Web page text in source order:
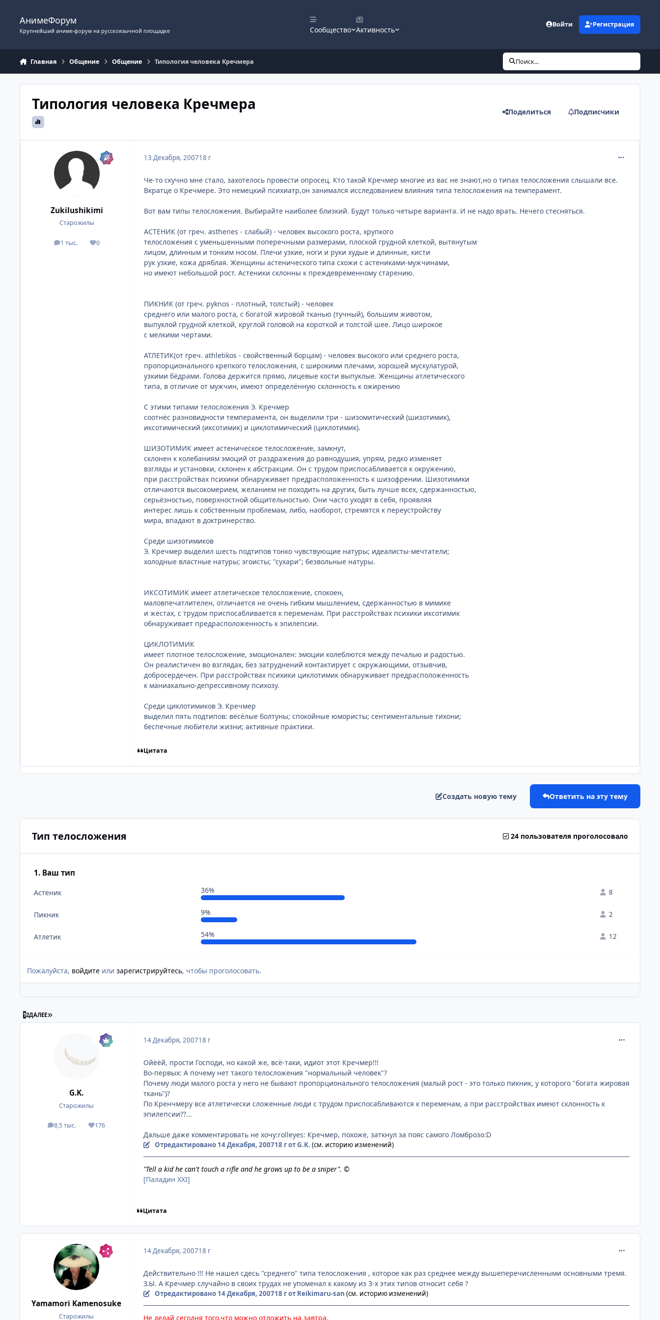
АнимеФорум
Крупнейший аниме-форум на русскоязычной площадке Сообщество Активность
Войти Регистрация
Главная Общение Общение Типология человека Кречмера Поиск...
Типология человека Кречмера Поделиться Подписчики
Zukilushikimi
Старожилы
1 тыс.
посты 0
Репутация
13 Декабря, 200718 г
Че-то скучно мне стало, захотелось провести опросец. Кто такой Кречмер многие из вас не знают,но о типах телосложения слышали все.
Вкратце о Кречмере. Это немецкий психиатр,он занимался исследованием влияния типа телосложения на темперамент.
Вот вам типы телосложения. Выбирайте наиболее близкий. Будут только четыре варианта. И не надо врать. Нечего стесняться.
АСТЕНИК (от греч. asthenes - слабый) - человек высокого роста, хрупкого
телосложения с уменьшенными поперечными размерами, плоской грудной клеткой, вытянутым
лицом, длинным и тонким носом. Плечи узкие, ноги и руки худые и длинные, кисти
рук узкие, кожа дряблая. Женщины астенического типа схожи с астениками-мужчинами,
но имеют небольшой рост. Астеники склонны к преждевременному старению.
ПИКНИК (от греч. pyknos - плотный, толстый) - человек
среднего или малого роста, с богатой жировой тканью (тучный), большим животом,
выпуклой грудной клеткой, круглой головой на короткой и толстой шее. Лицо широкое
с мелкими чертами.
АТЛЕТИК(от греч. athletikos - свойственный борцам) - человек высокого или среднего роста,
пропорционального крепкого телосложения, с широкими плечами, хорошей мускулатурой,
узкими бёдрами. Голова держится прямо, лицевые кости выпуклые. Женщины атлетического
типа, в отличие от мужчин, имеют определённую склонность к ожирению
С этими типами телосложения Э. Кречмер
соотнёс разновидности темперамента, он выделили три - шизомитический (шизотимик),
иксотимический (иксотимик) и циклотимический (циклотимик).
ШИЗОТИМИК имеет астеническое телосложение, замкнут,
склонен к колебаниям эмоций от раздражения до равнодушия, упрям, редко изменяет
взгляды и установки, склонен к абстракции. Он с трудом приспосабливается к окружению,
при расстройствах психики обнаруживает предрасположенность к шизофрении. Шизотимики
отличаются высокомерием, желанием не походить на других, быть лучше всех, сдержанностью,
серьёзностью, поверхностной общительностью. Они часто уходят в себя, проявляя
интерес лишь к собственным проблемам, либо, наоборот, стремятся к переустройству
мира, впадают в доктринерство.
Среди шизотимиков
Э. Кречмер выделил шесть подтипов тонко чувствующие натуры; идеалисты-мечтатели;
холодные властные натуры; эгоисты; "сухари"; безвольные натуры.
ИКСОТИМИК имеет атлетическое телосложение, спокоен,
маловпечатлителен, отличается не очень гибким мышлением, сдержанностью в мимике
и жестах, с трудом приспосабливается к переменам. При расстройствах психики иксотимик
обнаруживает предрасположенность к эпилепсии.
ЦИКЛОТИМИК
имеет плотное телосложение, эмоционален: эмоции колеблются между печалью и радостью.
Он реалистичен во взглядах, без затруднений контактирует с окружающими, отзывчив,
добросердечен. При расстройствах психики циклотимик обнаруживает предрасположенность
к маниакально-депрессивному психозу.
Среди циклотимиков Э. Кречмер
выделил пять подтипов: весёлые болтуны; спокойные юмористы; сентиментальные тихони;
беспечные любители жизни; активные практики.
Цитата
Создать новую тему Ответить на эту тему
Тип телосложения 24 пользователя проголосовало
1. Ваш тип
Астеник 36% 8
Пикник 9% 2
Атлетик 54% 12
Пожалуйста, войдите или зарегистрируйтесь, чтобы проголосовать.
12ДАЛЕЕ ПОСЛЕДНЯЯ СТРАНИЦА
G.K.
Старожилы
8,5 тыс.
посты 176
Репутация
14 Декабря, 200718 г
Ойёёй, прости Господи, но какой же, всё-таки, идиот этот Кречмер!!!
Во-первых: А почему нет такого телосложения "нормальный человек"?
Почему люди малого роста у него не бывают пропорционального телосложения (малый рост - это только пикник, у которого "богата жировая
ткань")?
По Кренчмеру все атлетически сложенные люди с трудом приспосабливаются к переменам, а при расстройствах имеют склонность к
эпилепсии??...
Дальше даже комментировать не хочу:rolleyes: Кречмер, похоже, заткнул за пояс самого Ломброзо:D
Отредактировано 14 Декабря, 200718 гот G.K. (см. историю изменений)
"Tell a kid he can't touch a rifle and he grows up to be a sniper". ©
[Паладин XXI]
Цитата
Yamamori Kamenosuke
Старожилы
14 Декабря, 200718 г
Действительно !!! Не нашел сдесь "среднего" типа телосложения , которое как раз среднее между вышеперечисленными основными тремя.
З.Ы. А Кречмер случайно в своих трудах не упоменал к какому из 3-х этих типов относит себя ?
Отредактировано 14 Декабря, 200718 гот Reikimaru-san (см. историю изменений)
Не делай сегодня того,что можно отложить на завтра.